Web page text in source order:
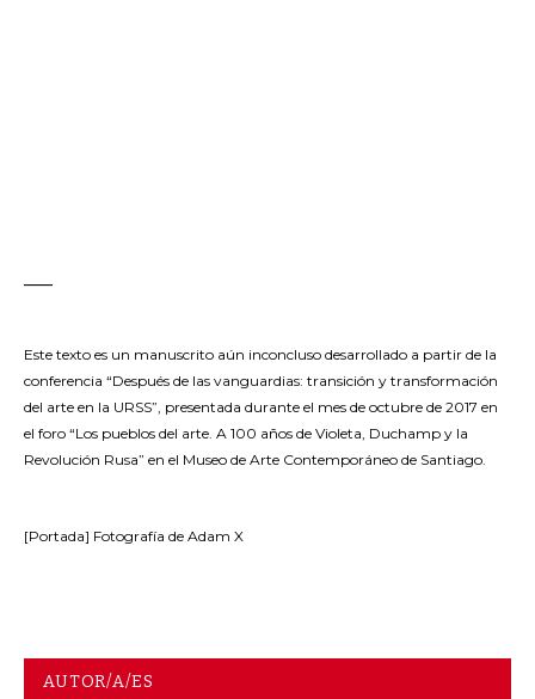
–––
Este texto es un manuscrito aún inconcluso desarrollado a partir de la
conferencia “Después de las vanguardias: transición y transformación
del arte en la URSS”, presentada durante el mes de octubre de 2017 en
el foro “Los pueblos del arte. A 100 años de Violeta, Duchamp y la
Revolución Rusa” en el Museo de Arte Contemporáneo de Santiago.
[Portada] Fotografía de Adam X
AUTOR/A/ES